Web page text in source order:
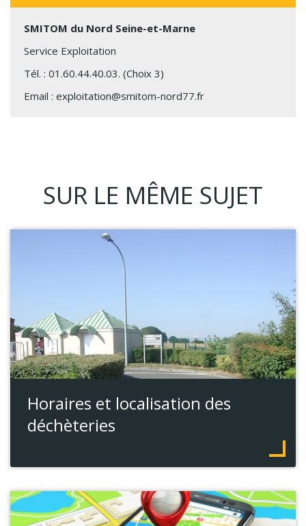
SMITOM du Nord Seine-et-Marne
Service Exploitation
Tél. : 01.60.44.40.03. (Choix 3)
Email : exploitation@smitom-nord77.fr
SUR LE MÊME SUJET
Horaires et localisation des
déchèteries